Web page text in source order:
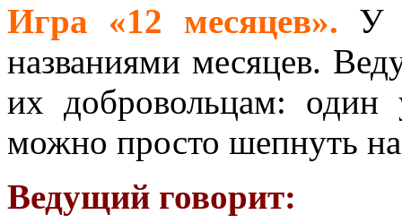
Игра «12 месяцев». У
названиями месяцев.
их добровольцам:
можно просто шепнуть
Ведущий говорит: